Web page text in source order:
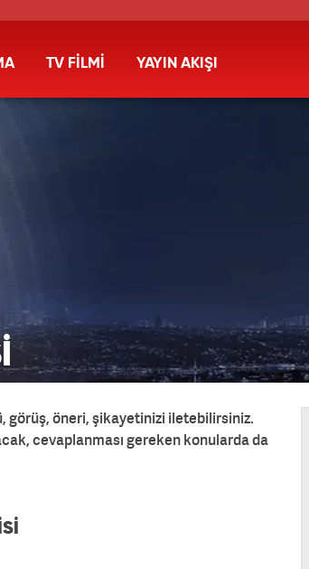
TV FİLMİ YAYIN AKIŞI
görüş, öneri, şikayetinizi iletebilirsiniz.
cevaplanması gereken konularda da